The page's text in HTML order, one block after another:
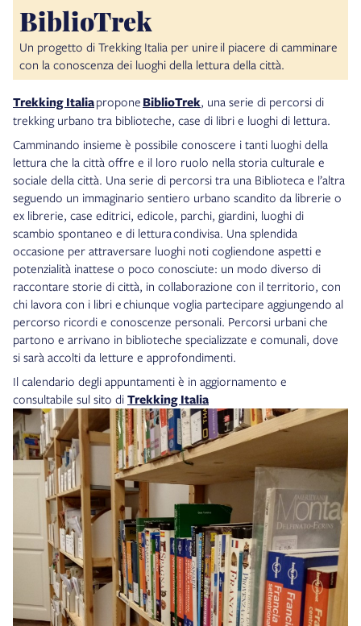
BiblioTrek
Un progetto di Trekking Italia per unire il piacere di camminare
con la conoscenza dei luoghi della lettura della città.
Trekking Italiapropone BiblioTrek, una serie di percorsi di
trekking urbano tra biblioteche, case di libri e luoghi di lettura.
Camminando insieme è possibile conoscere i tanti luoghi della
lettura che la città offre e il loro ruolo nella storia culturale e
sociale della città. Una serie di percorsi tra una Biblioteca e l’altra
seguendo un immaginario sentiero urbano scandito da librerie o
ex librerie, case editrici, edicole, parchi, giardini, luoghi di
scambio spontaneo e di lettura condivisa. Una splendida
occasione per attraversare luoghi noti cogliendone aspetti e
potenzialità inattese o poco conosciute: un modo diverso di
raccontare storie di città, in collaborazione con il territorio, con
chi lavora con i libri e chiunque voglia partecipare aggiungendo al
percorso ricordi e conoscenze personali. Percorsi urbani che
partono e arrivano in biblioteche specializzate e comunali, dove
si sarà accolti da letture e approfondimenti.
Il calendario degli appuntamenti è in aggiornamento e
consultabile sul sito di Trekking Italia